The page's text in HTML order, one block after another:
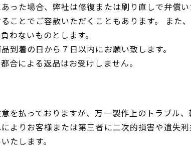
った場合、弊社は修復または刷り直しで弁償
ことでご容赦いただくこともあります。 また
わないものとします。
着の日から７日以内にお願い致します。
による返品はお受けしません。
を払っておりますが、万一製作上のトラブル
よりお客様または第三者に二次的損害や遺失
たします。